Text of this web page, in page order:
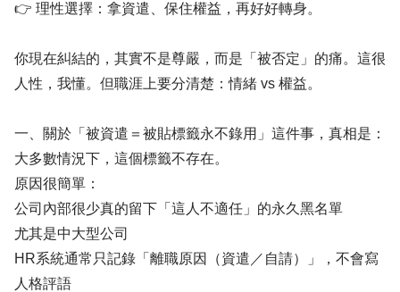
👉 理性選擇：拿資遣、保住權益，再好好轉身。
你現在糾結的，其實不是尊嚴，而是「被否定」的痛。這很
人性，我懂。但職涯上要分清楚：情緒 vs 權益。
一、關於「被資遣＝被貼標籤永不錄用」這件事，真相是：
大多數情況下，這個標籤不存在。
原因很簡單：
公司內部很少真的留下「這人不適任」的永久黑名單
尤其是中大型公司
HR系統通常只記錄「離職原因（資遣／自請）」，不會寫
人格評語